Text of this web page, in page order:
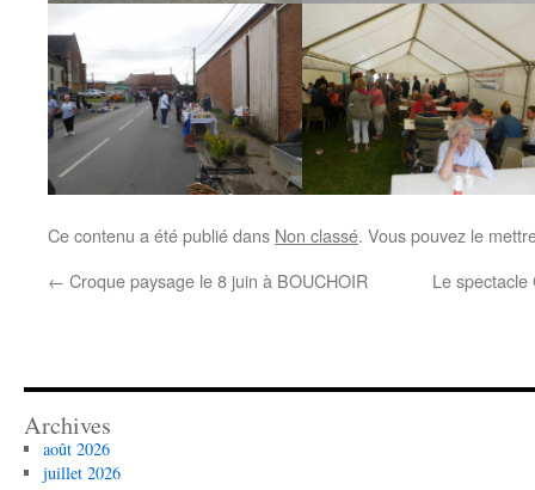
Ce contenu a été publié dans Non classé. Vous pouvez le
← Croque paysage le 8 juin à BOUCHOIR Le
Archives
août 2026
juillet 2026